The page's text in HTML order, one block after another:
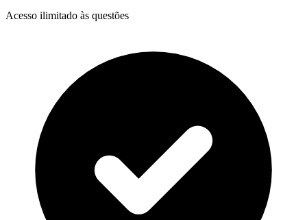
Acesso ilimitado às questões